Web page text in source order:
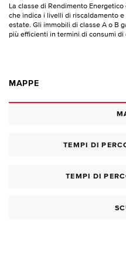
La classe di Rendimento
che indica i livelli di riscaldamento
estate. Gli immobili di classe A o B
più efficienti in termini di consumi di
MAPPE
TEMPI DI
TEMPI DI